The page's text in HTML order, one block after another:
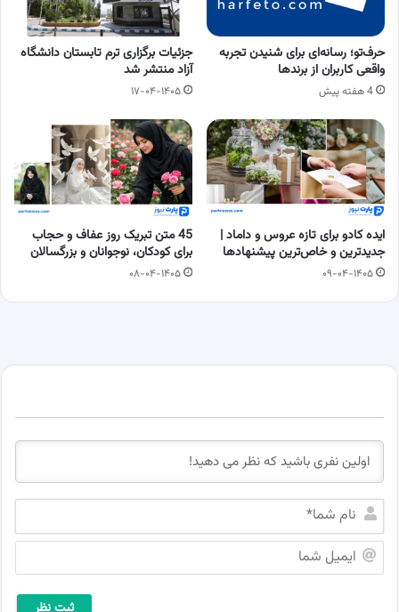
حرف‌تو؛ رسانه‌ای برای شنیدن تجربه
واقعی کاربران از برندها
4 هفته پیش
جزئیات برگزاری ترم تابستان دانشگاه
آزاد منتشر شد
۱۷-۰۴-۱۴۰۵
ایده کادو برای تازه عروس و داماد |
جدیدترین و خاص‌ترین پیشنهادها
۰۹-۰۴-۱۴۰۵
45 متن تبریک روز عفاف و حجاب
برای کودکان، نوجوانان و بزرگسالان
۰۸-۰۴-۱۴۰۵
م
م